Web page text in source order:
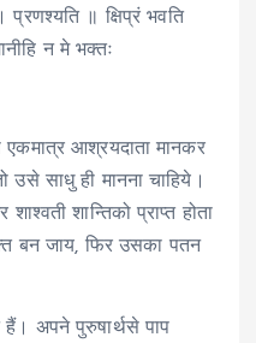
प्रणश्यति ॥ क्षिप्रं भवति
न मे भक्तः
एकमात्र आश्रयदाता मानकर
साधु ही मानना चाहिये।
शान्तिको प्राप्त होता
बन जाय, फिर उसका पतन
अपने पुरुषार्थसे पाप